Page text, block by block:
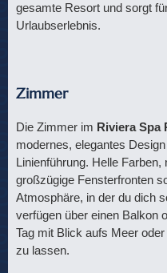
gesamte Resort und sorgt
Urlaubserlebnis.
Zimmer
Die Zimmer im Riviera Spa
modernes, elegantes
Linienführung. Helle Farben,
großzügige Fensterfronten
Atmosphäre, in der du dich
verfügen über einen Balkon
Tag mit Blick aufs Meer
zu lassen.